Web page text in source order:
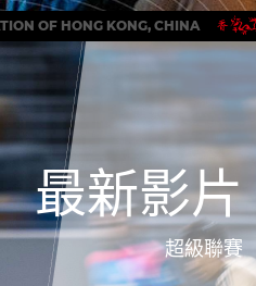
OF HONG KONG, CHINA
最新影片
超級聯賽